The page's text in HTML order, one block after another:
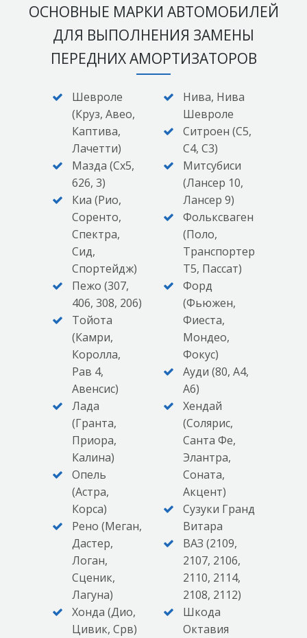
ОСНОВНЫЕ МАРКИ АВТОМОБИЛЕЙ
ДЛЯ ВЫПОЛНЕНИЯ ЗАМЕНЫ
ПЕРЕДНИХ АМОРТИЗАТОРОВ
Шевроле
(Круз, Авео,
Каптива,
Лачетти)
Мазда (Сх5,
626, 3)
Киа (Рио,
Соренто,
Спектра,
Сид,
Спортейдж)
Пежо (307,
406, 308, 206)
Тойота
(Камри,
Королла,
Рав 4,
Авенсис)
Лада
(Гранта,
Приора,
Калина)
Опель
(Астра,
Корса)
Рено (Меган,
Дастер,
Логан,
Сценик,
Лагуна)
Хонда (Дио,
Цивик, Срв)
Нива, Нива
Шевроле
Ситроен (С5,
С4, С3)
Митсубиси
(Лансер 10,
Лансер 9)
Фольксваген
(Поло,
Транспортер
Т5, Пассат)
Форд
(Фьюжен,
Фиеста,
Мондео,
Фокус)
Ауди (80, А4,
А6)
Хендай
(Солярис,
Санта Фе,
Элантра,
Соната,
Акцент)
Сузуки Гранд
Витара
ВАЗ (2109,
2107, 2106,
2110, 2114,
2108, 2112)
Шкода
Октавия